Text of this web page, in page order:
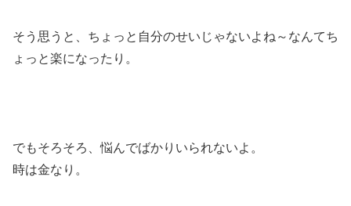
そう思うと、ちょっと自分のせいじゃないよね～なんてち
ょっと楽になったり。
でもそろそろ、悩んでばかりいられないよ。
時は金なり。